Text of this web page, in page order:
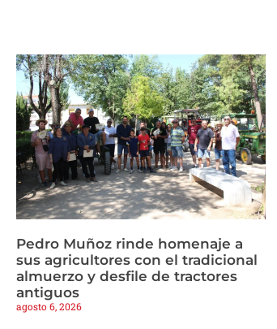
Pedro Muñoz rinde homenaje a
sus agricultores con el tradicional
almuerzo y desfile de tractores
antiguos
agosto 6, 2026